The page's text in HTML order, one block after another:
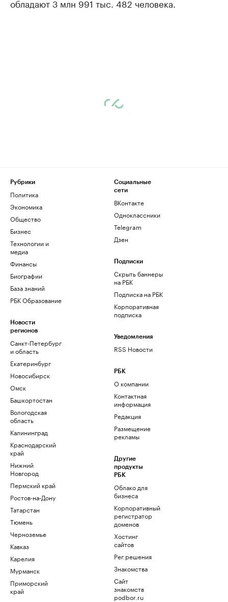
обладают 3 млн 991 тыс. 482 человека.
Рубрики
Политика
Экономика
Общество
Бизнес
Технологии и
медиа
Финансы
Биографии
База знаний
РБК Образование
Новости
регионов
Санкт-Петербург
и область
Екатеринбург
Новосибирск
Омск
Башкортостан
Вологодская
область
Калининград
Краснодарский
край
Нижний
Новгород
Пермский край
Ростов-на-Дону
Татарстан
Тюмень
Черноземье
Кавказ
Карелия
Мурманск
Приморский
край
Социальные
сети
ВКонтакте
Одноклассники
Telegram
Дзен
Подписки
Скрыть баннеры
на РБК
Подписка на РБК
Корпоративная
подписка
Уведомления
RSS Новости
РБК
О компании
Контактная
информация
Редакция
Размещение
рекламы
Другие
продукты
РБК
Облако для
бизнеса
Корпоративный
регистратор
доменов
Хостинг
сайтов
Рег.решения
Знакомства
Сайт
знакомств
podbor.ru